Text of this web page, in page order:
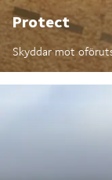
Protect
Skyddar mot